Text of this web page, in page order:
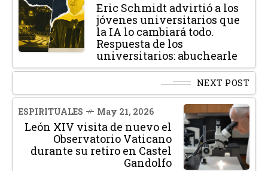
Eric Schmidt advirtió a los
jóvenes universitarios que
la IA lo cambiará todo.
Respuesta de los
universitarios: abuchearle
NEXT POST
ESPIRITUALES May 21, 2026
León XIV visita de nuevo el
Observatorio Vaticano
durante su retiro en Castel
Gandolfo